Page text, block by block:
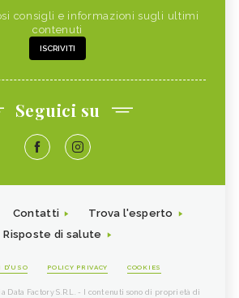
consigli e informazioni sugli ultimi
contenuti
ISCRIVITI
Seguici su
Contatti
Trova l'esperto
Risposte di salute
D'USO POLICY PRIVACY COOKIES
Data Factory S.R.L. - I contenuti sono di proprietà di